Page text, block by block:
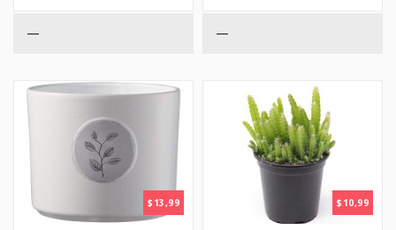
— —
$ 13,99 $ 10,99